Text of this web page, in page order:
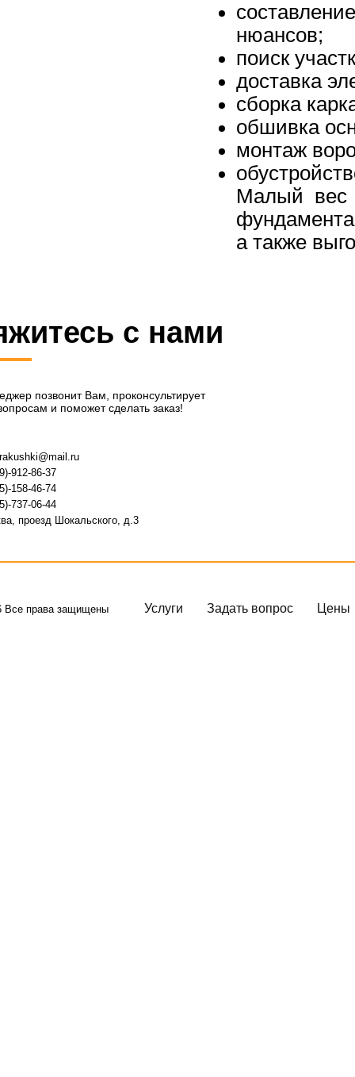
нюансов;
поиск
доставка
сборка
обшивка
монтаж
Малый вес
а также
с нами
позвонит Вам, проконсультирует
и поможет сделать заказ!
912-86-37
158-46-74
737-06-44
проезд Шокальского, д.3
Все права защищены Услуги Задать вопрос Цены